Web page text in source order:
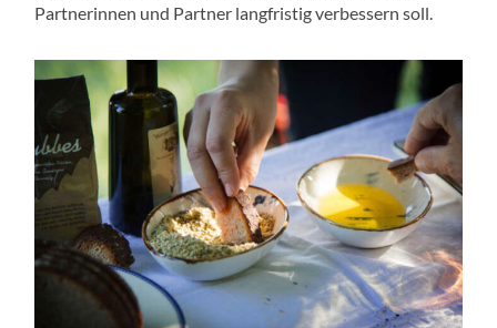
Partnerinnen und Partner langfristig verbessern soll.